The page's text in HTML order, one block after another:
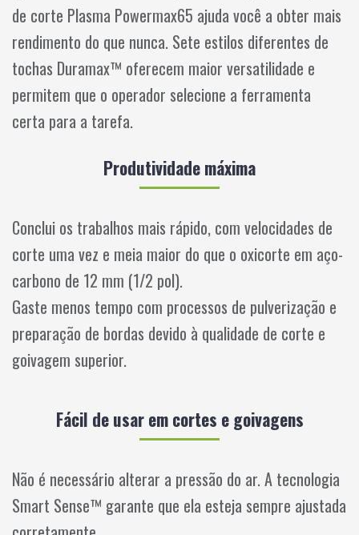
de corte Plasma Powermax65 ajuda você a obter mais
rendimento do que nunca. Sete estilos diferentes de
tochas Duramax™ oferecem maior versatilidade e
permitem que o operador selecione a ferramenta
certa para a tarefa.
Produtividade máxima
Conclui os trabalhos mais rápido, com velocidades de
corte uma vez e meia maior do que o oxicorte em aço-
carbono de 12 mm (1/2 pol).
Gaste menos tempo com processos de pulverização e
preparação de bordas devido à qualidade de corte e
goivagem superior.
Fácil de usar em cortes e goivagens
Não é necessário alterar a pressão do ar. A tecnologia
Smart Sense™ garante que ela esteja sempre ajustada